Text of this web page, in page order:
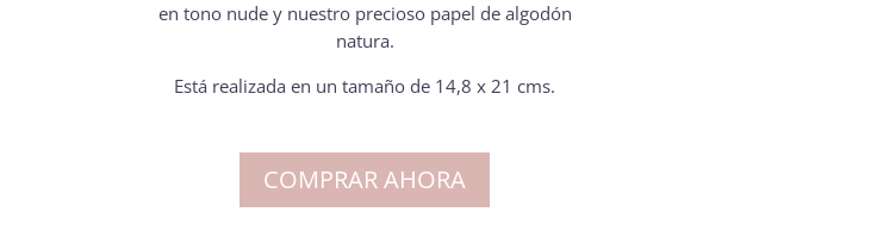
en tono nude y nuestro precioso papel de algodón
natura.
Está realizada en un tamaño de 14,8 x 21 cms.
COMPRAR AHORA